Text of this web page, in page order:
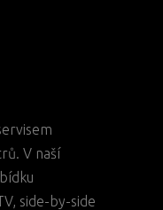
V naší
side-by-side